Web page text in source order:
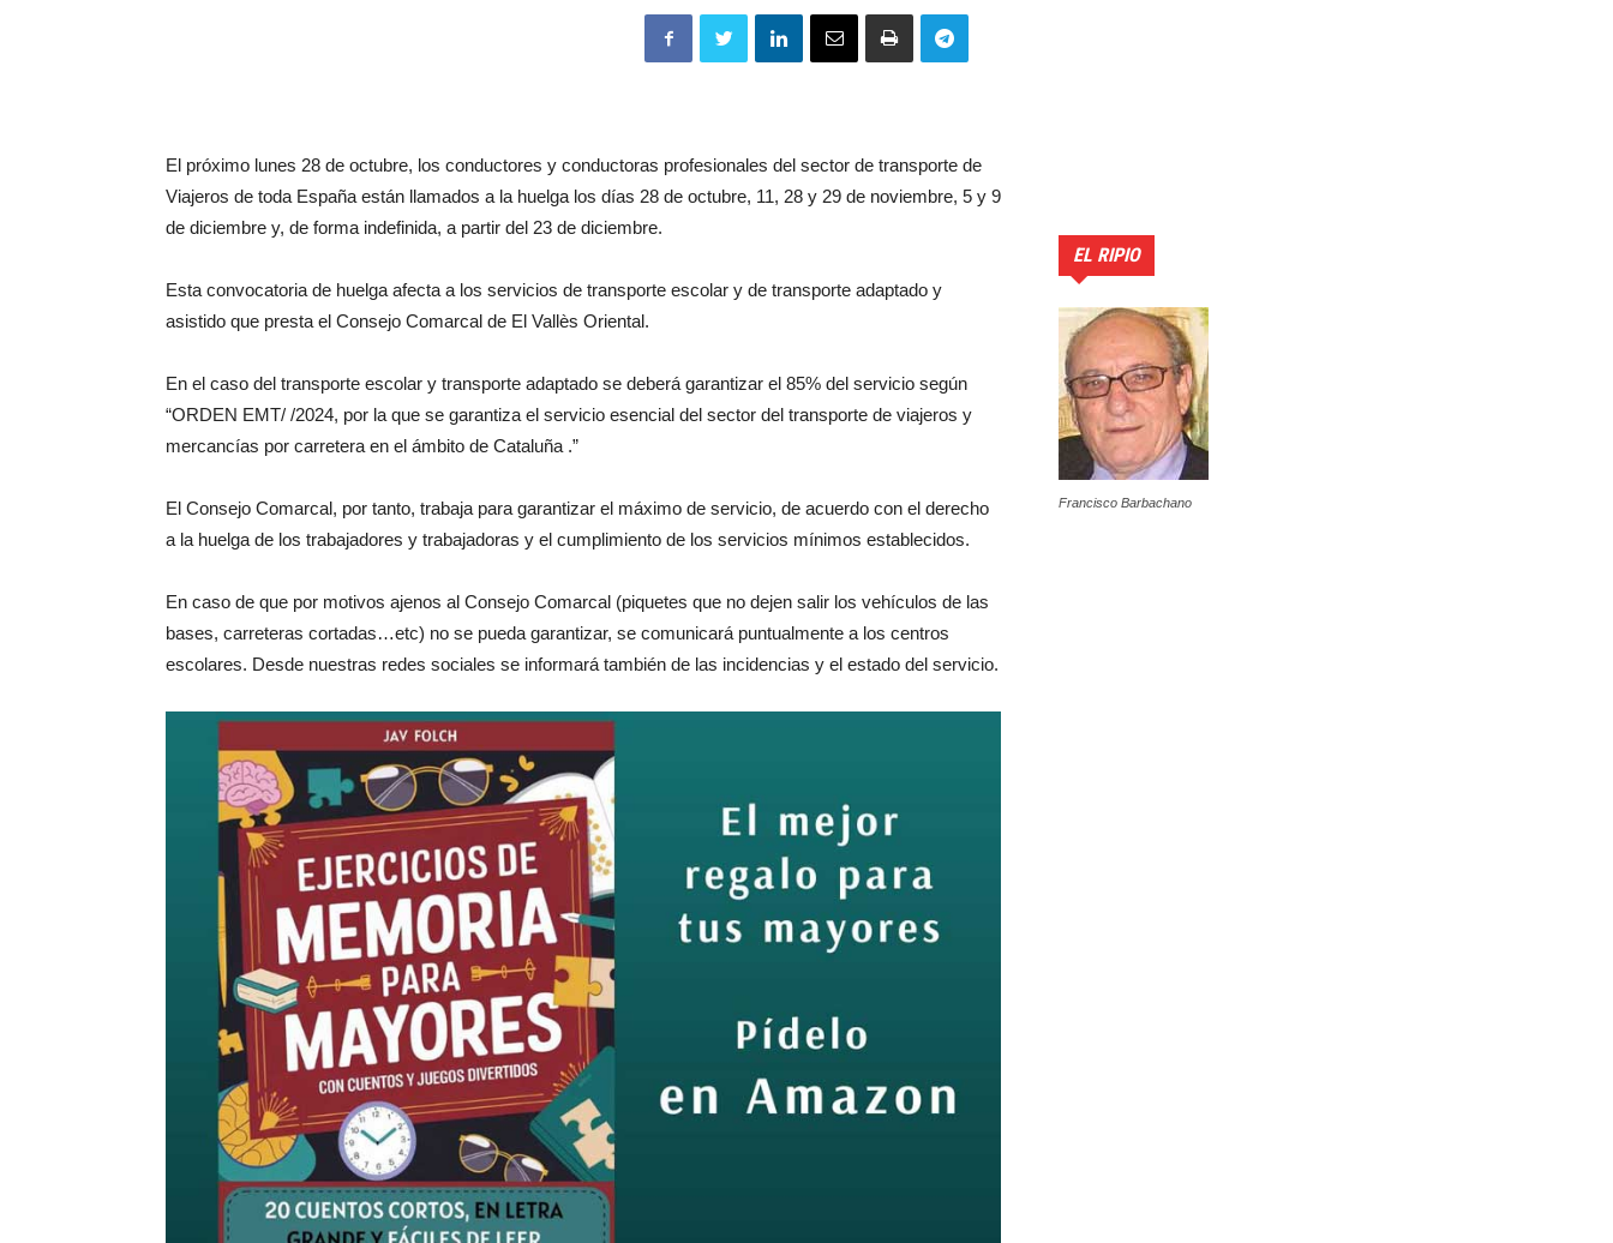
El próximo lunes 28 de octubre, los conductores y conductoras profesionales del sector de transporte de
Viajeros de toda España están llamados a la huelga los días 28 de octubre, 11, 28 y 29 de noviembre, 5 y 9
de diciembre y, de forma indefinida, a partir del 23 de diciembre.
Esta convocatoria de huelga afecta a los servicios de transporte escolar y de transporte adaptado y
asistido que presta el Consejo Comarcal de El Vallès Oriental.
En el caso del transporte escolar y transporte adaptado se deberá garantizar el 85% del servicio según
“ORDEN EMT/ /2024, por la que se garantiza el servicio esencial del sector del transporte de viajeros y
mercancías por carretera en el ámbito de Cataluña .”
El Consejo Comarcal, por tanto, trabaja para garantizar el máximo de servicio, de acuerdo con el derecho
a la huelga de los trabajadores y trabajadoras y el cumplimiento de los servicios mínimos establecidos.
En caso de que por motivos ajenos al Consejo Comarcal (piquetes que no dejen salir los vehículos de las
bases, carreteras cortadas…etc) no se pueda garantizar, se comunicará puntualmente a los centros
escolares. Desde nuestras redes sociales se informará también de las incidencias y el estado del servicio.
EL RIPIO
Francisco Barbachano